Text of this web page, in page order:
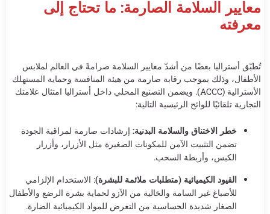
معايير السلامة الصارمة: ما تحتاج إلى
معرفته
تُطبّق أستراليا بعضًا من أشدّ معايير السلامة صرامةً في العالم لملابس
الأطفال، وذلك بموجب رقابة صارمة من هيئة المنافسة وحماية المستهلك
الأسترالية (ACCC). ويضمن التصنيع المحلي داخل أستراليا امتثال علامتك
التجارية تلقائيًا للوائح الرئيسية التالية:
خطر الاختناق والسلامة البدنية: إرشادات صارمة لمراقبة الجودة
تضمن التثبيت الآمن للمكونات الصغيرة مثل الأزرار، وأزرار
الكبس، وأربطة السحب.
القيود الكيميائية (متطلبات ملائمة للبشرة): الاستخدام الإلزامي
للأصباغ غير السامة والخالية من الآزو لحماية بشرة الرضع والأطفال
الصغار شديدة الحساسية من التعرض للمواد الكيميائية الضارة.